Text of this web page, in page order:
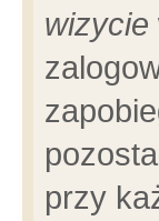
wizycie
przy